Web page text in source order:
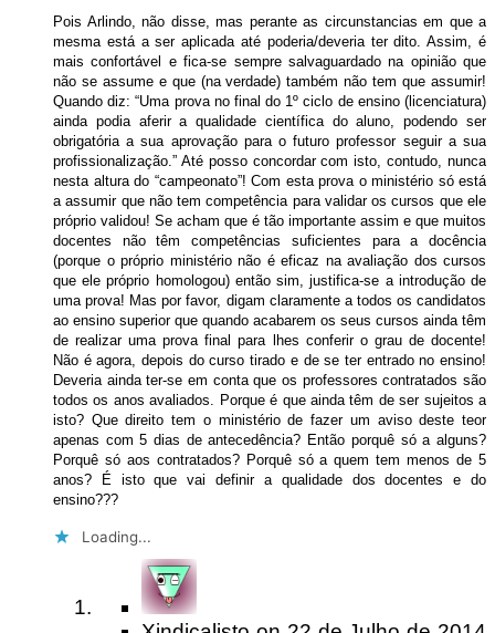
Pois Arlindo, não disse, mas perante as circunstancias em que a
mesma está a ser aplicada até poderia/deveria ter dito. Assim, é
mais confortável e fica-se sempre salvaguardado na opinião que
não se assume e que (na verdade) também não tem que assumir!
Quando diz: “Uma prova no final do 1º ciclo de ensino (licenciatura)
ainda podia aferir a qualidade científica do aluno, podendo ser
obrigatória a sua aprovação para o futuro professor seguir a sua
profissionalização.” Até posso concordar com isto, contudo, nunca
nesta altura do “campeonato”! Com esta prova o ministério só está
a assumir que não tem competência para validar os cursos que ele
próprio validou! Se acham que é tão importante assim e que muitos
docentes não têm competências suficientes para a docência
(porque o próprio ministério não é eficaz na avaliação dos cursos
que ele próprio homologou) então sim, justifica-se a introdução de
uma prova! Mas por favor, digam claramente a todos os candidatos
ao ensino superior que quando acabarem os seus cursos ainda têm
de realizar uma prova final para lhes conferir o grau de docente!
Não é agora, depois do curso tirado e de se ter entrado no ensino!
Deveria ainda ter-se em conta que os professores contratados são
todos os anos avaliados. Porque é que ainda têm de ser sujeitos a
isto? Que direito tem o ministério de fazer um aviso deste teor
apenas com 5 dias de antecedência? Então porquê só a alguns?
Porquê só aos contratados? Porquê só a quem tem menos de 5
anos? É isto que vai definir a qualidade dos docentes e do
ensino???
Loading...